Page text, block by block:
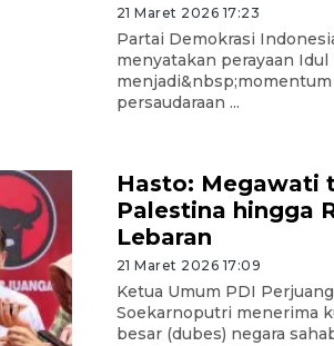
21 Maret 2026 17:23
Partai Demokrasi
menyatakan perayaan Idul
persaudaraan ...
Hasto: Megawati
Palestina hingga
Lebaran
21 Maret 2026 17:09
Ketua Umum PDI
Soekarnoputri menerima
besar (dubes) negara